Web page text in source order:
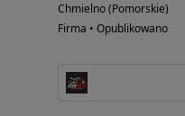
Chmielno (Pomorskie)
Firma • Opublikowano